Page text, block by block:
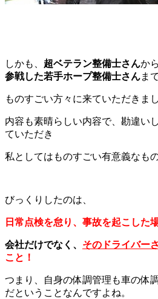
しかも、 超ベテラン整備士さんか
参戦した若手ホープ整備士さんま
ものすごい方々に来ていただきま
内容も素晴らしい内容で、勘違い
ていただき
私としてはものすごい有意義なも
びっくりしたのは、
日常点検を怠り、事故を起こした
会社だけでなく、 そのドライバー
こと！
つまり、自身の体調管理も車の体
だということなんですよね。